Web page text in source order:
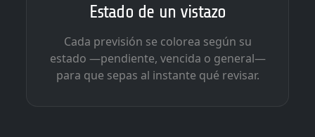
Estado de un vistazo
Cada previsión se colorea según su
estado —pendiente, vencida o general—
para que sepas al instante qué revisar.